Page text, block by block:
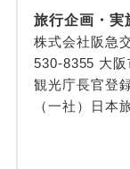
旅行企画・実
株式会社阪急
530-8355 大
観光庁長官登
（一社）日本